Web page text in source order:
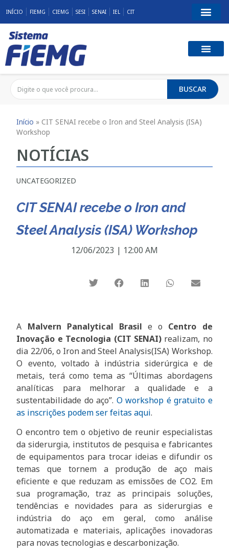
INÍCIO FIEMG CIEMG SESI SENAI IEL CIT
BUSCAR
Início » CIT SENAI recebe o Iron and Steel Analysis (ISA)
Workshop
NOTÍCIAS
UNCATEGORIZED
CIT SENAI recebe o Iron and
Steel Analysis (ISA) Workshop
12/06/2023 | 12:00 AM
A Malvern Panalytical Brasil e o Centro de
Inovação e Tecnologia (CIT SENAI)realizam, no
dia 22/06, o Iron and Steel Analysis(ISA) Workshop.
O evento, voltado à indústria siderúrgica e de
metais, terá como tema as “Últimas abordagens
analíticas para melhorar a qualidade e a
sustentabilidade do aço”. O workshop é gratuito e
as inscrições podem ser feitas aqui.
O encontro tem o objetivo de reunir especialistas
da siderurgia, institutos de pesquisa e fabricantes
de equipamentos para trocar ideias e difundir os
temas que tornem a produção de aço mais
eficiente e que reduzam as emissões de CO2. Em
sua programação, traz as principais soluções,
tendências e novidades para as siderurgias e
indústria do aço em geral, como análise
automatizada e materiais, aplicações inovadoras
para novas tecnologias e descarbonização.